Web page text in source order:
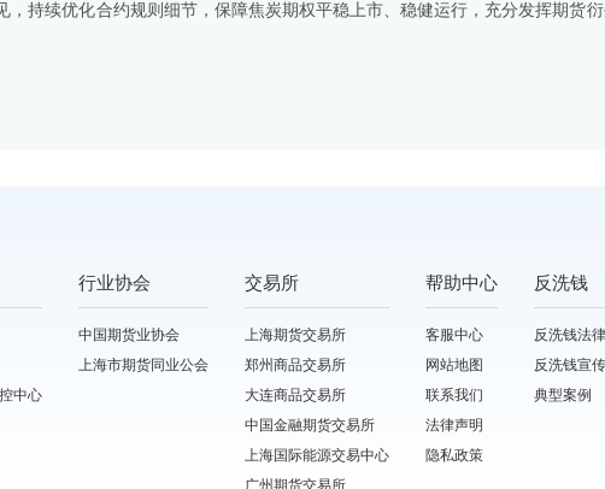
，持续优化合约规则细节，保障焦炭期权平稳上市、稳健运行，充分发挥期货
中心
行业协会
中国期货业协会
上海市期货同业公会
交易所
上海期货交易所
郑州商品交易所
大连商品交易所
中国金融期货交易所
上海国际能源交易中心
广州期货交易所
帮助中心
客服中心
网站地图
联系我们
法律声明
隐私政策
反洗钱
反洗钱法
反洗钱宣传
典型案例